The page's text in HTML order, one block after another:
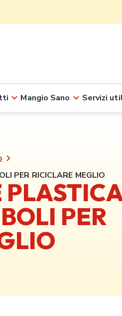
Mangio Sano Servizi
PER RICICLARE MEGLIO
PER